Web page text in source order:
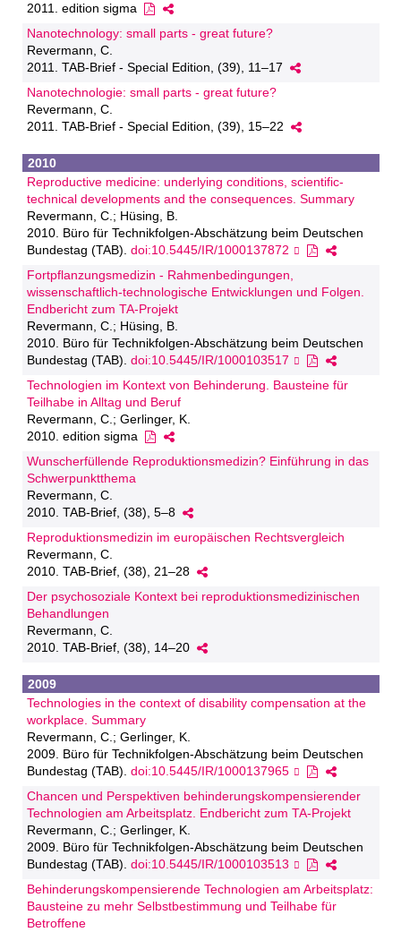
2011. edition sigma
Nanotechnology: small parts - great future?
Revermann, C.
2011. TAB-Brief - Special Edition, (39), 11–17
Nanotechnologie: small parts - great future?
Revermann, C.
2011. TAB-Brief - Special Edition, (39), 15–22
2010
Reproductive medicine: underlying conditions, scientific-
technical developments and the consequences. Summary
Revermann, C.; Hüsing, B.
2010. Büro für Technikfolgen-Abschätzung beim Deutschen
Bundestag (TAB). doi:10.5445/IR/1000137872
Fortpflanzungsmedizin - Rahmenbedingungen,
wissenschaftlich-technologische Entwicklungen und Folgen.
Endbericht zum TA-Projekt
Revermann, C.; Hüsing, B.
2010. Büro für Technikfolgen-Abschätzung beim Deutschen
Bundestag (TAB). doi:10.5445/IR/1000103517
Technologien im Kontext von Behinderung. Bausteine für
Teilhabe in Alltag und Beruf
Revermann, C.; Gerlinger, K.
2010. edition sigma
Wunscherfüllende Reproduktionsmedizin? Einführung in das
Schwerpunktthema
Revermann, C.
2010. TAB-Brief, (38), 5–8
Reproduktionsmedizin im europäischen Rechtsvergleich
Revermann, C.
2010. TAB-Brief, (38), 21–28
Der psychosoziale Kontext bei reproduktionsmedizinischen
Behandlungen
Revermann, C.
2010. TAB-Brief, (38), 14–20
2009
Technologies in the context of disability compensation at the
workplace. Summary
Revermann, C.; Gerlinger, K.
2009. Büro für Technikfolgen-Abschätzung beim Deutschen
Bundestag (TAB). doi:10.5445/IR/1000137965
Chancen und Perspektiven behinderungskompensierender
Technologien am Arbeitsplatz. Endbericht zum TA-Projekt
Revermann, C.; Gerlinger, K.
2009. Büro für Technikfolgen-Abschätzung beim Deutschen
Bundestag (TAB). doi:10.5445/IR/1000103513
Behinderungskompensierende Technologien am Arbeitsplatz:
Bausteine zu mehr Selbstbestimmung und Teilhabe für
Betroffene